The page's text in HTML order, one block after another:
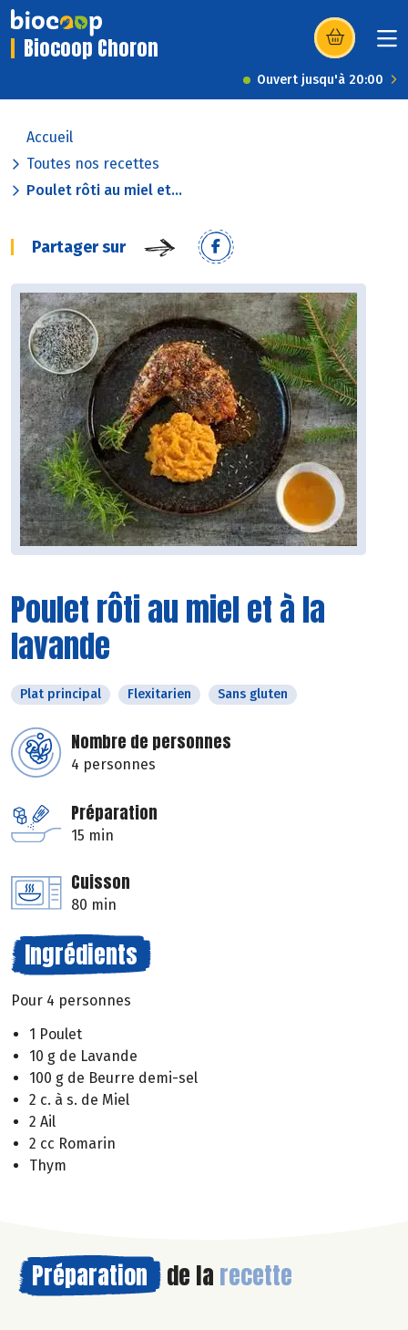
Biocoop Choron (s’ouvre dans
Ouvert jusqu'à 20:00
Accueil
Toutes nos recettes
Poulet rôti au miel et...
Partager sur
Poulet rôti au miel et à la
lavande
Plat principal Flexitarien Sans gluten
Nombre de personnes
4 personnes
Préparation
15 min
Cuisson
80 min
Ingrédients
Pour 4 personnes
1 Poulet
10 g de Lavande
100 g de Beurre demi-sel
2 c. à s. de Miel
2 Ail
2 cc Romarin
Thym
Préparation de la recette